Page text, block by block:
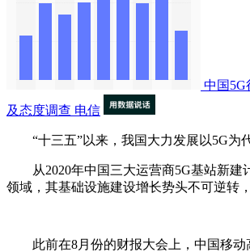
中国5G
及态度调查 电信
“十三五”以来，我国大力发展以5G为代
从2020年中国三大运营商5G基站新建
领域，其基础设施建设增长势头不可逆转
此前在8月份的财报大会上，中国移动